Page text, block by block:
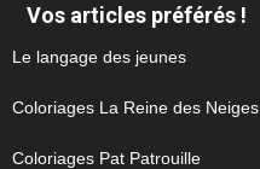
Vos articles préférés !
Le langage des jeunes
Coloriages La Reine des Neiges
Coloriages Pat Patrouille